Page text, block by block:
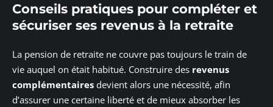
Conseils pratiques pour compléter et
sécuriser ses revenus à la retraite
La pension de retraite ne couvre pas toujours le train de
vie auquel on était habitué. Construire des revenus
complémentaires devient alors une nécessité, afin
d’assurer une certaine liberté et de mieux absorber les